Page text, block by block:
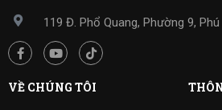
119 Đ. Phổ Quang, Phường 9, Phú
VỀ CHÚNG TÔI